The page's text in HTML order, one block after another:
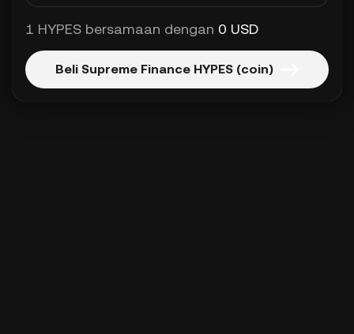
1 HYPES bersamaan dengan 0 USD
Beli Supreme Finance HYPES (coin)